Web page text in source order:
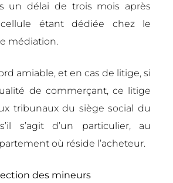
un délai de trois mois après
étant dédiée chez le
médiation.
amiable, et en cas de litige, si
de commerçant, ce litige
tribunaux du siège social du
s’agit d’un particulier, au
où réside l’acheteur.
des mineurs